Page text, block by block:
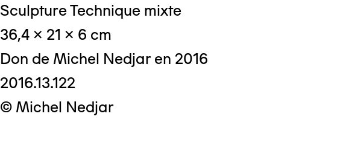
Sculpture Technique mixte
36,4 x 21 x 6 cm
Don de Michel Nedjar en 2016
2016.13.122
© Michel Nedjar